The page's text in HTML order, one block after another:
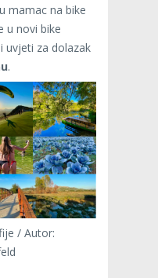
mamac na bike
u novi bike
uvjeti za dolazak
.
/ Autor: